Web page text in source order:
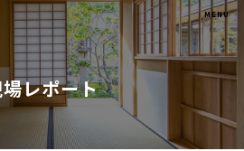
レポート